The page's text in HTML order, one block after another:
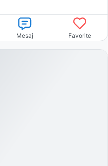
Mesaj Favorite